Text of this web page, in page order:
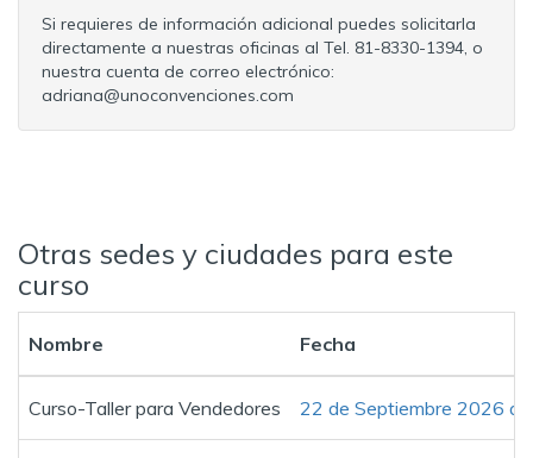
Si requieres de información adicional puedes solicitarla
directamente a nuestras oficinas al Tel. 81-8330-1394, o
nuestra cuenta de correo electrónico:
adriana@unoconvenciones.com
Otras sedes y ciudades para este
curso
Nombre Fecha
Curso-Taller para Vendedores 22 de Septiembre 2026 al